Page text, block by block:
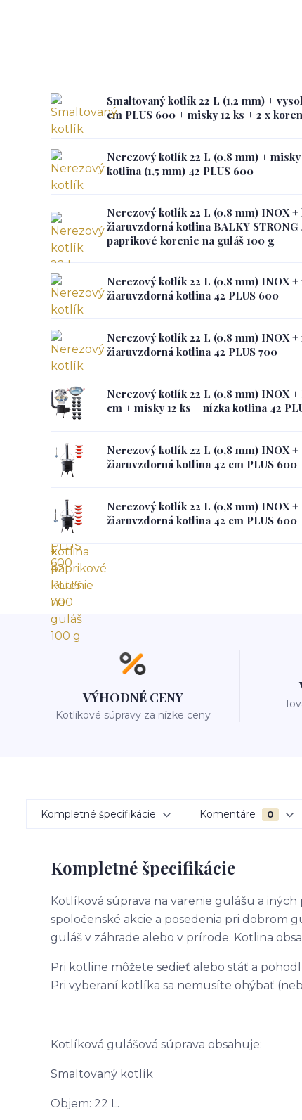
Smaltovaný kotlík 22 L (1,2 mm) +
cm PLUS 600 + misky 12 ks + 2 x
Nerezový kotlík 22 L (0,8 mm) +
kotlina (1,5 mm) 42 PLUS 600
Nerezový kotlík 22 L (0,8 mm) INOX +
žiaruvzdorná kotlina BALKY STRONG
paprikové korenie na guláš 100 g
Nerezový kotlík 22 L (0,8 mm) INOX
žiaruvzdorná kotlina 42 PLUS 600
Nerezový kotlík 22 L (0,8 mm) INOX +
žiaruvzdorná kotlina 42 PLUS 700
Nerezový kotlík 22 L (0,8 mm) INOX +
cm + misky 12 ks + nízka kotlina 42
Nerezový kotlík 22 L (0,8 mm) INOX
žiaruvzdorná kotlina 42 cm PLUS 600
Nerezový kotlík 22 L (0,8 mm) INOX
žiaruvzdorná kotlina 42 cm PLUS 600
VÝHODNÉ CENY
Kotlíkové súpravy za nízke ceny
Kompletné špecifikácie Komentáre 0
Kompletné špecifikácie
Kotlíková súprava na varenie gulášu a
spoločenské akcie a posedenia pri dobrom
guláš v záhrade alebo v prírode. Kotlina
Pri kotline môžete sedieť alebo stáť a
Pri vyberaní kotlíka sa nemusíte ohýbať
Kotlíková gulášová súprava obsahuje:
Smaltovaný kotlík
Objem: 22 L.